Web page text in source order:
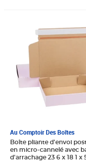
Au Comptoir Des Boîtes
Boîte pliante d'envoi
en micro-cannelé avec
d'arrachage 23 6 x 18 1 x